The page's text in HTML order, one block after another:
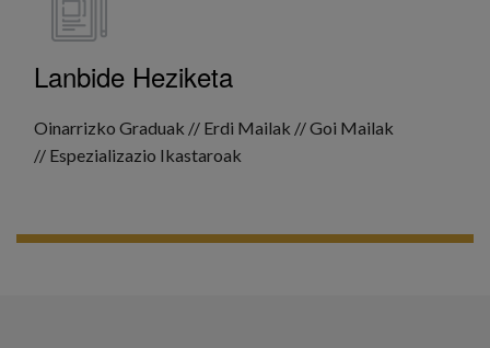
Lanbide Heziketa
Oinarrizko Graduak // Erdi Mailak // Goi Mailak
// Espezializazio Ikastaroak